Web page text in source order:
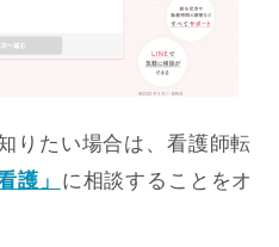
りたい場合は、看護師転
護」
に相談することをオ